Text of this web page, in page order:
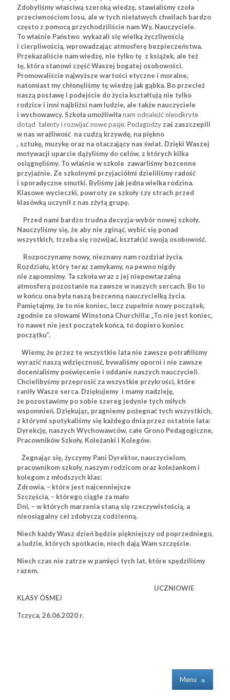
Zdobyliśmy właściwą szeroką wiedzę, stawialiśmy czoła
przeciwnościom losu, ale w tych niełatwych chwilach bardzo
często z pomocą przychodziliście nam Wy, Nauczyciele.
To właśnie Państwo wykazali się wielką życzliwością
i cierpliwością, wprowadzając atmosferę bezpieczeństwa.
Przekazaliście nam wiedzę, nie tylko tę z książek, ale też
tę, która stanowi część Waszej bogatej osobowości.
Promowaliście najwyższe wartości etyczne i moralne,
natomiast my chłonęliśmy tę wiedzę jak gąbka. Bo przecież
naszą postawę i podejście do życia kształtują nie tylko
rodzice i inni najbliżsi nam ludzie, ale także nauczyciele
i wychowawcy. Szkoła umożliwiłanam odnaleźć nieodkryte
dotąd talenty i rozwijać nowe pasje. Pedagodzy zaś zaszczepili
w nas wrażliwość na cudzą krzywdę, na piękno
, sztukę, muzykę oraz na otaczający nas świat. Dzięki Waszej
motywacji uparcie dążyliśmy do celów, z których kilka
osiągnęliśmy. To właśnie w szkole zawarliśmy bezcenne
przyjaźnie. Ze szkolnymi przyjaciółmi dzieliliśmy radość
i sporadyczne smutki. Byliśmy jak jedna wielka rodzina.
Klasowe wycieczki, powroty ze szkoły czy strach przed
klasówką uczynił z nas zżytą grupę.
Przed nami bardzo trudna decyzja-wybór nowej szkoły.
Nauczyliśmy się, że aby nie zginąć, wybić się ponad
wszystkich, trzeba się rozwijać, kształcić swoją osobowość.
Rozpoczynamy nowy, nieznany nam rozdział życia.
Rozdziału, który teraz zamykamy, na pewno nigdy
nie zapomnimy. Ta szkoła wraz z jej niepowtarzalną
atmosferą pozostanie na zawsze w naszych sercach. Bo to
w końcu ona była naszą bezcenną nauczycielką życia.
Pamiętajmy, że to nie koniec, lecz zupełnie nowy początek,
zgodnie ze słowami Winstona Churchilla: „To nie jest koniec,
to nawet nie jest początek końca, to dopiero koniec
początku”.
Wiemy, że przez te wszystkie lata nie zawsze potrafiliśmy
wyrazić naszą wdzięczność, bywaliśmy oporni i nie zawsze
docenialiśmy poświęcenie i oddanie naszych nauczycieli.
Chcielibyśmy przeprosić za wszystkie przykrości, które
raniły Wasze serca. Dziękujemy i mamy nadzieję,
że pozostawimy po sobie szereg jedynie tych miłych
wspomnień. Dziękując, pragniemy pożegnać tych wszystkich,
z którymi spotykaliśmy się każdego dnia przez ostatnie lata:
Dyrekcję, naszych Wychowawców, całe Grono Pedagogiczne,
Pracowników Szkoły, Koleżanki i Kolegów.
Żegnając się, życzymy Pani Dyrektor, nauczycielom,
pracownikom szkoły, naszym rodzicom oraz koleżankom i
kolegom z młodszych klas:
Zdrowia, – które jest najcenniejsze
Szczęścia, – którego ciągle za mało
Dni, – w których marzenia staną się rzeczywistością, a
nieosiągalny cel zdobyczą codzienną.
Niech każdy Wasz dzień będzie piękniejszy od poprzedniego,
a ludzie, których spotkacie, niech dają Wam szczęście.
Niech czas nie zatrze w pamięci tych lat, które spędziliśmy
razem.
UCZNIOWIE
KLASY ÓSMEJ
Tczyca, 26.06.2020 r.
Menu ≡